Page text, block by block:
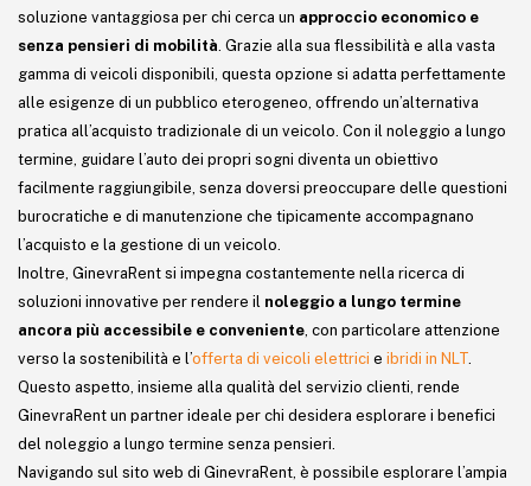
soluzione vantaggiosa per chi cerca un approccio economico e
senza pensieri di mobilità. Grazie alla sua flessibilità e alla vasta
gamma di veicoli disponibili, questa opzione si adatta perfettamente
alle esigenze di un pubblico eterogeneo, offrendo un’alternativa
pratica all’acquisto tradizionale di un veicolo. Con il noleggio a lungo
termine, guidare l’auto dei propri sogni diventa un obiettivo
facilmente raggiungibile, senza doversi preoccupare delle questioni
burocratiche e di manutenzione che tipicamente accompagnano
l’acquisto e la gestione di un veicolo.
Inoltre, GinevraRent si impegna costantemente nella ricerca di
soluzioni innovative per rendere il noleggio a lungo termine
ancora più accessibile e conveniente, con particolare attenzione
verso la sostenibilità e l’offerta di veicoli elettrici e ibridi in NLT.
Questo aspetto, insieme alla qualità del servizio clienti, rende
GinevraRent un partner ideale per chi desidera esplorare i benefici
del noleggio a lungo termine senza pensieri.
Navigando sul sito web di GinevraRent, è possibile esplorare l’ampia